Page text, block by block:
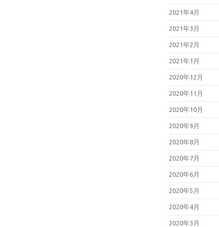
2021年4月
2021年3月
2021年2月
2021年1月
2020年12月
2020年11月
2020年10月
2020年9月
2020年8月
2020年7月
2020年6月
2020年5月
2020年4月
2020年3月